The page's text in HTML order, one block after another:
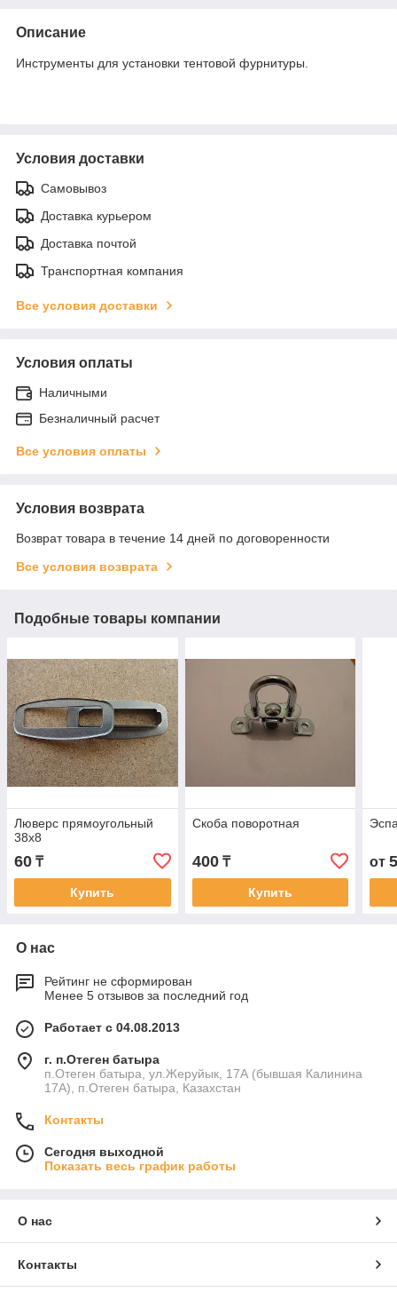
Описание
Инструменты для установки тентовой фурнитуры.
Условия доставки
Самовывоз
Доставка курьером
Доставка почтой
Транспортная компания
Все условия доставки
Условия оплаты
Наличными
Безналичный расчет
Все условия оплаты
Условия возврата
Возврат товара в течение 14 дней по договоренности
Все условия возврата
Подобные товары компании
Люверс прямоугольный
38х8
60 ₸
Купить
Скоба поворотная
400₸
Купить
от
О нас
Рейтинг не сформирован
Менее 5 отзывов за последний год
Работает с 04.08.2013
г. п.Отеген батыра
п.Отеген батыра, ул.Жеруйык, 17А (бывшая Калинина
17А), п.Отеген батыра, Казахстан
Контакты
Сегодня выходной
Показать весь график работы
О нас
Контакты